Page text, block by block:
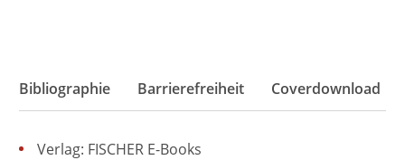
Bibliographie Barrierefreiheit Coverdownload
Verlag: FISCHER E-Books